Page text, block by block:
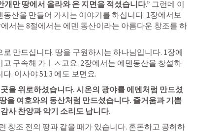
개만 땅에서 올라와 온 지면을 적셨습니다.” 그런데 이
산을 만들어 가시는 이야기를 하십니다. 1장에서보
서는 8절에서는 에덴 동산이라는 아름다운 창조를 하
만드십니다. 땅을 구원하시는 하나님입니다. 1장에
고 구속해 가ㅣㅅ고요. 2장에서는 에덴동산을 창설하
다. 이사야 51:3 에도 보면요.
을 위로하셨습니다. 시온의 광야를 에덴처럼 만드셨
을 여호와의 동산처럼 만드셨습니다. 즐거움과 기쁨
사 찬양과 악기 소리도 납니다.